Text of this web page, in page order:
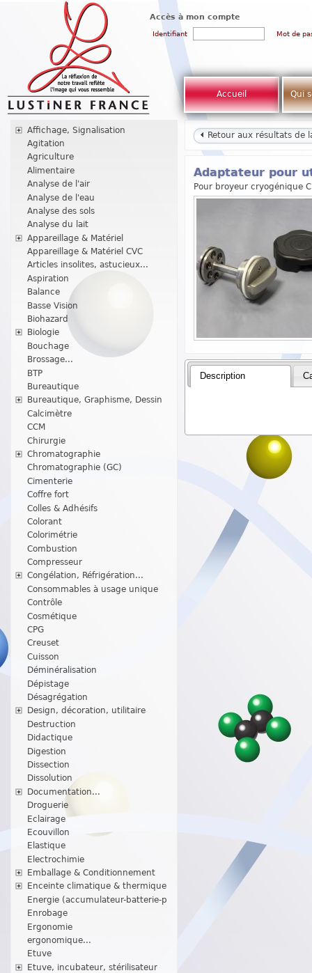
Accès à mon compte
Identifiant Mot de
Accueil Qui
Affichage, Signalisation
Agitation
Agriculture
Alimentaire
Analyse de l'air
Analyse de l'eau
Analyse des sols
Analyse du lait
Appareillage & Matériel
Appareillage & Matériel CVC
Articles insolites, astucieux...
Aspiration
Balance
Basse Vision
Biohazard
Biologie
Bouchage
Brossage...
BTP
Bureautique
Bureautique, Graphisme, Dessin
Calcimètre
CCM
Chirurgie
Chromatographie
Chromatographie (GC)
Cimenterie
Coffre fort
Colles & Adhésifs
Colorant
Colorimétrie
Combustion
Compresseur
Congélation, Réfrigération...
Consommables à usage unique
Contrôle
Cosmétique
CPG
Creuset
Cuisson
Déminéralisation
Dépistage
Désagrégation
Design, décoration, utilitaire
Destruction
Didactique
Digestion
Dissection
Dissolution
Documentation...
Droguerie
Eclairage
Ecouvillon
Elastique
Electrochimie
Emballage & Conditionnement
Enceinte climatique & thermique
Energie (accumulateur-batterie-p
Enrobage
Ergonomie
ergonomique...
Etuve
Etuve, incubateur, stérilisateur
Retour aux résultats de
Adaptateur pour
Pour broyeur cryogénique
Description